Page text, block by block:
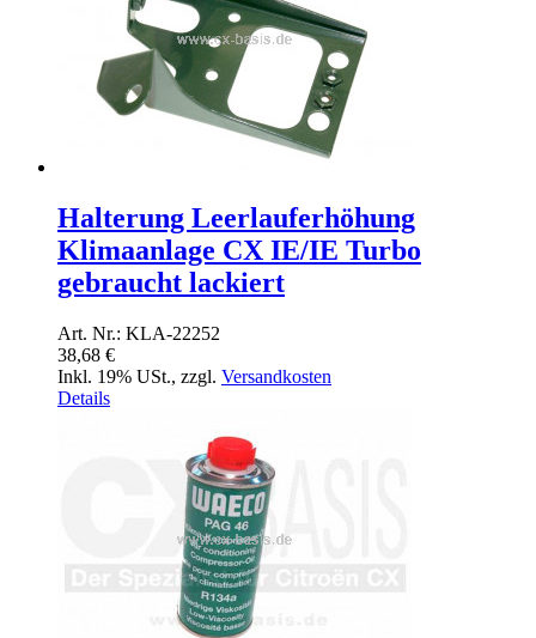
Halterung Leerlauferhöhung
Klimaanlage CX IE/IE Turbo
gebraucht lackiert
Art. Nr.: KLA-22252
38,68 €
Inkl. 19% USt., zzgl. Versandkosten
Details